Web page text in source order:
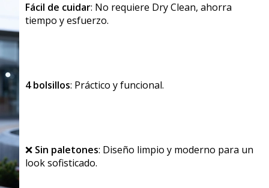
Fácil de cuidar: No requiere Dry Clean, ahorra
tiempo y esfuerzo.
4 bolsillos: Práctico y funcional.
❌ Sin paletones: Diseño limpio y moderno para un
look sofisticado.